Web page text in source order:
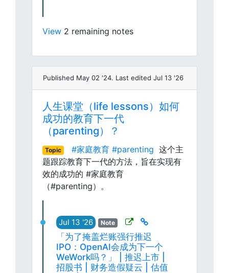
View 2 remaining notes
Published May 02 '24. Last edited Jul 13 '26
人生课堂（life lessons）如何
成功的教育下一代
（parenting）？
Topic #家庭教育 #parenting 这个主
题跟踪教育下一代的方法，旨在实现有
效的成功的 #家庭教育
（#parenting）。
Jul 13 '26 Note
「为了掩盖烂账强行推迟
IPO：OpenAI会成为下一个
WeWork吗？」 | 推迟上市 |
招股书 | 财务造假疑云 | 估值